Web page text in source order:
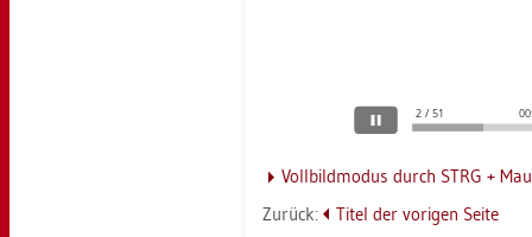
Voll­bild­mo­dus durch STRG +
Zu­rück:
Titel der vo­ri­gen Seite